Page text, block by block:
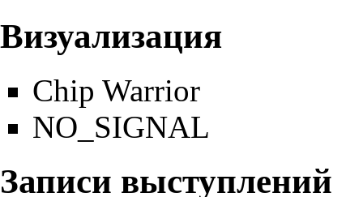
Визуализация
Chip Warrior
NO_SIGNAL
Записи выступлений